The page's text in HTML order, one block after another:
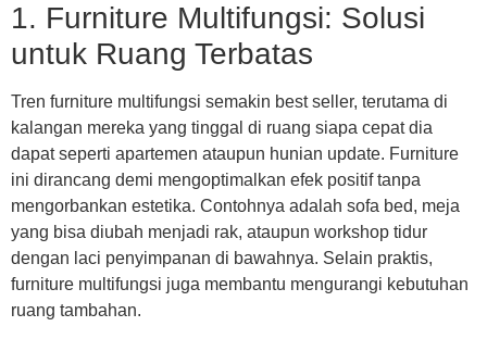
1. Furniture Multifungsi: Solusi
untuk Ruang Terbatas
Tren furniture multifungsi semakin best seller, terutama di
kalangan mereka yang tinggal di ruang siapa cepat dia
dapat seperti apartemen ataupun hunian update. Furniture
ini dirancang demi mengoptimalkan efek positif tanpa
mengorbankan estetika. Contohnya adalah sofa bed, meja
yang bisa diubah menjadi rak, ataupun workshop tidur
dengan laci penyimpanan di bawahnya. Selain praktis,
furniture multifungsi juga membantu mengurangi kebutuhan
ruang tambahan.